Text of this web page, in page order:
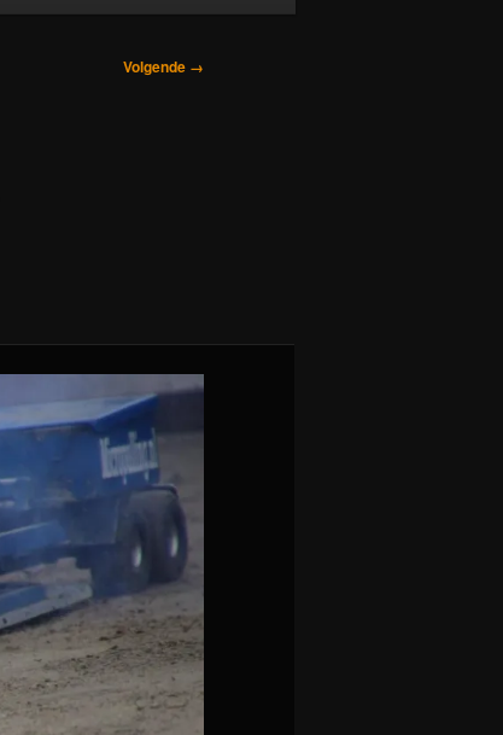
Volgende →